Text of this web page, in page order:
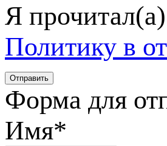
Я
Политику в
Форма для
Имя*